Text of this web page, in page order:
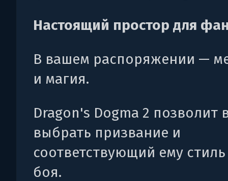
Настоящий простор для
В вашем распоряжении —
и магия.
Dragon's Dogma 2 позволит
выбрать призвание и
соответствующий ему
боя.